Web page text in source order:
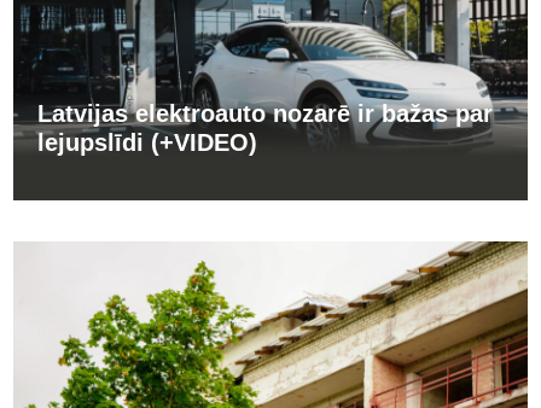
Latvijas elektroauto nozarē ir bažas par
lejupslīdi (+VIDEO)